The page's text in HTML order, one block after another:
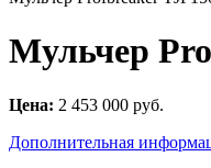
Мульчер
Цена: 2 453 000 руб.
Дополнительная